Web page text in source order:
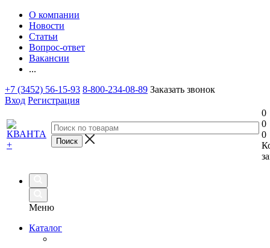
О компании
Новости
Статьи
Вопрос-ответ
Вакансии
...
+7 (3452) 56-15-93 8-800-234-08-89 Заказать звонок
Вход Регистрация
0
0
0
Меню
Каталог